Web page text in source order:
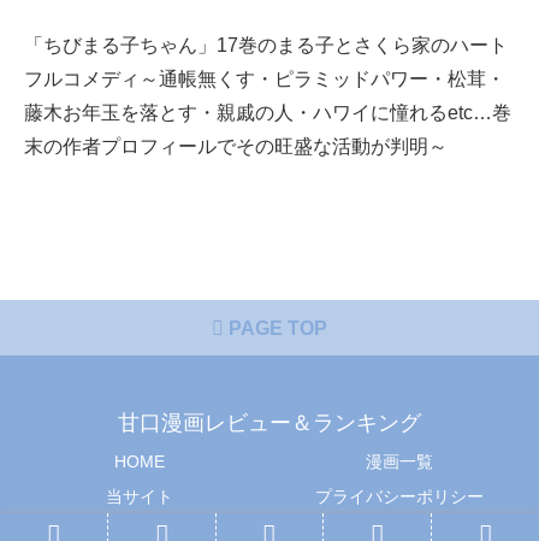
「ちびまる子ちゃん」17巻のまる子とさくら家のハート
フルコメディ～通帳無くす・ピラミッドパワー・松茸・
藤木お年玉を落とす・親戚の人・ハワイに憧れるetc…巻
末の作者プロフィールでその旺盛な活動が判明～
PAGE TOP
甘口漫画レビュー＆ランキング
HOME
漫画一覧
当サイト
プライバシーポリシー